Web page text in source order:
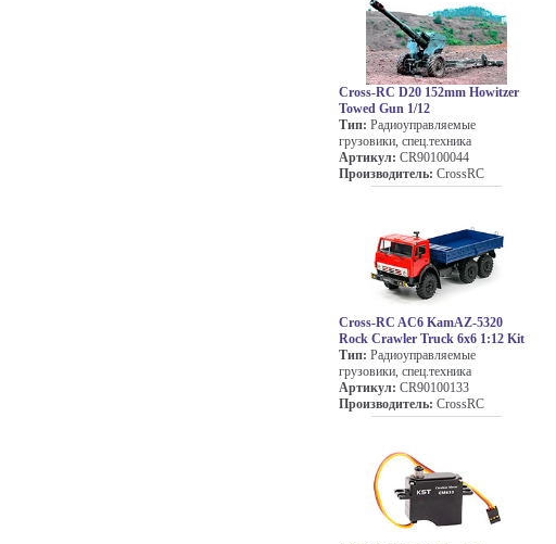
Cross-RC D20 152mm Howitzer
Towed Gun 1/12
Тип: Радиоуправляемые
грузовики, спец.техника
Артикул: CR90100044
Производитель: CrossRC
Cross-RC AC6 KamAZ-5320
Rock Crawler Truck 6x6 1:12 Kit
Тип: Радиоуправляемые
грузовики, спец.техника
Артикул: CR90100133
Производитель: CrossRC